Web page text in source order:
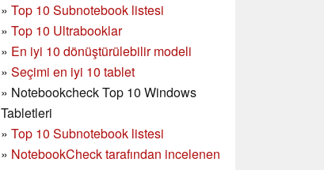
» Top 10 Subnotebook listesi
» Top 10 Ultrabooklar
» En iyi 10 dönüştürülebilir modeli
» Seçimi en iyi 10 tablet
» Notebookcheck Top 10 Windows
Tabletleri
» Top 10 Subnotebook listesi
» NotebookCheck tarafından incelenen